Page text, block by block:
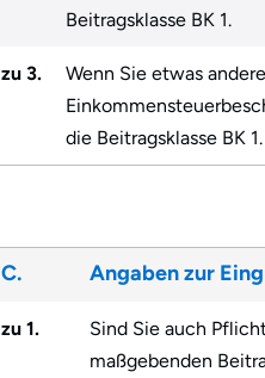
Beitragsklasse BK 1.
zu 3.
Wenn Sie etwas
die Beitragsklasse BK 1.
C. Angaben zur
zu 1.
Sind Sie auch
maßgebenden